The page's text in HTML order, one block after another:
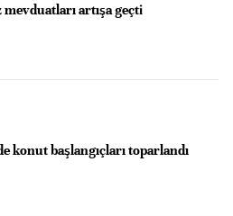
mevduatları artışa geçti
konut başlangıçları toparlandı